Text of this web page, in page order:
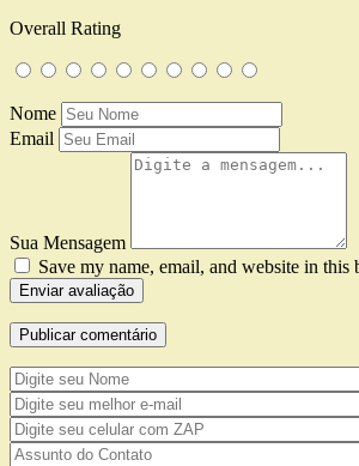
Overall Rating
Nome
Email
Sua Mensagem
Save my name, email, and website in
Enviar avaliação